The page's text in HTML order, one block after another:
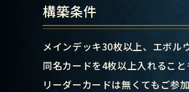
構築条件
メインデッキ30枚以上、エボル
同名カードを4枚以上入れること
リーダーカードは無くてもご参